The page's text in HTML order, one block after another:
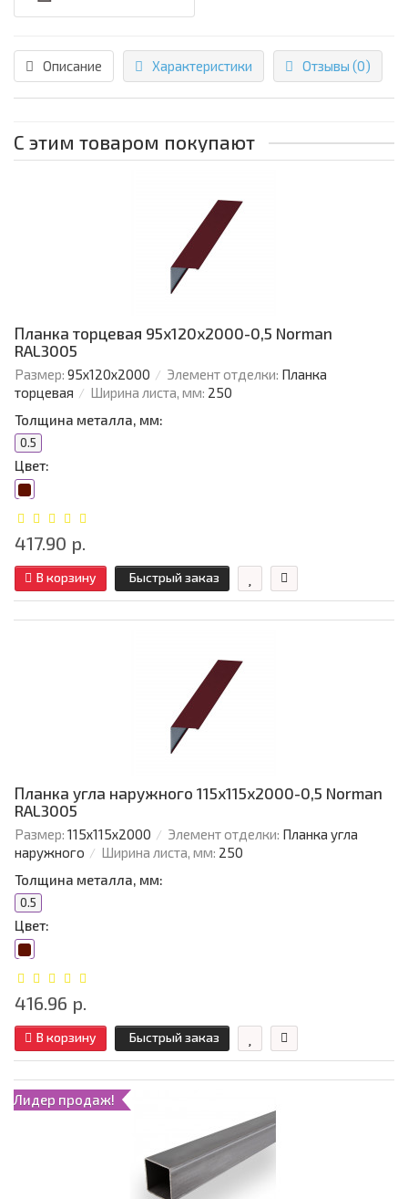
Описание Характеристики Отзывы (0)
С этим товаром покупают
Планка торцевая 95х120х2000-0,5 Norman
RAL3005
Размер: 95х120х2000 Элемент отделки: Планка
торцевая
Ширина листа, мм: 250
Толщина металла, мм:
0.5
Цвет:
417.90 р.
В корзину Быстрый заказ
Планка угла наружного 115х115х2000-0,5 Norman
RAL3005
Размер: 115х115х2000 Элемент отделки: Планка угла
наружного
Ширина листа, мм: 250
Толщина металла, мм:
0.5
Цвет:
416.96 р.
В корзину Быстрый заказ
Лидер продаж!